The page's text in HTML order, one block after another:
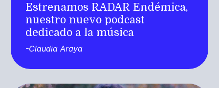
Estrenamos RADAR Endémica,
nuestro nuevo podcast
dedicado a la música
-Claudia Araya